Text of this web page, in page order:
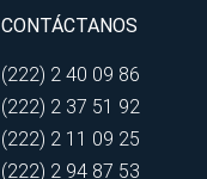
CONTÁCTANOS
(222) 2 40 09 86
(222) 2 37 51 92
(222) 2 11 09 25
(222) 2 94 87 53